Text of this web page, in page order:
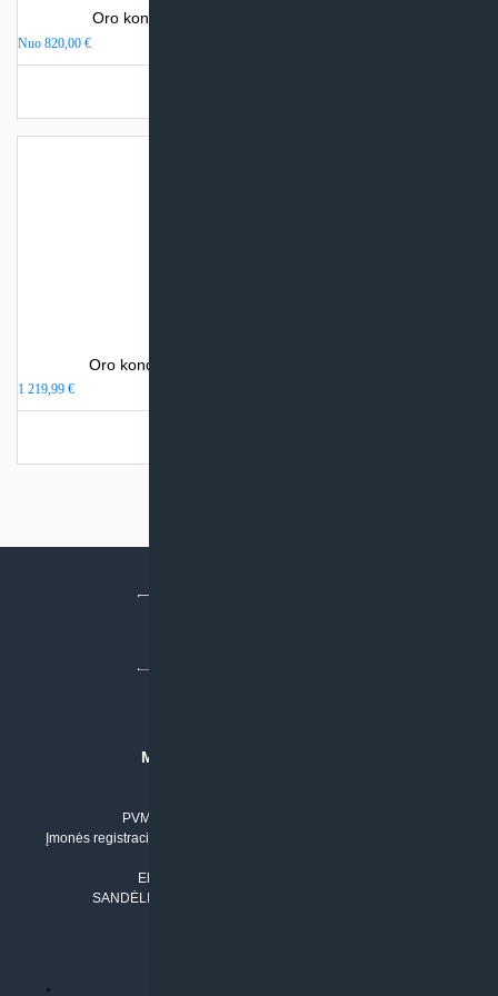
Oro kondicionierius TCL OCARINA FASHION
Nuo 820,00 €
Oro kondicionierius TCL T-SMART PREMIUM
1 219,99 €
MB “KLIMATO SPRENDIMAI”
PVM mokėtojo numeris: LT100011803210
Įmonės registracijos adresas: Draugystės g. 17-1, LT-51229 Kaunas
El. paštas:
SANDĖLIO ADRESAS: RUDMENOS G. 5-3, Kaunas